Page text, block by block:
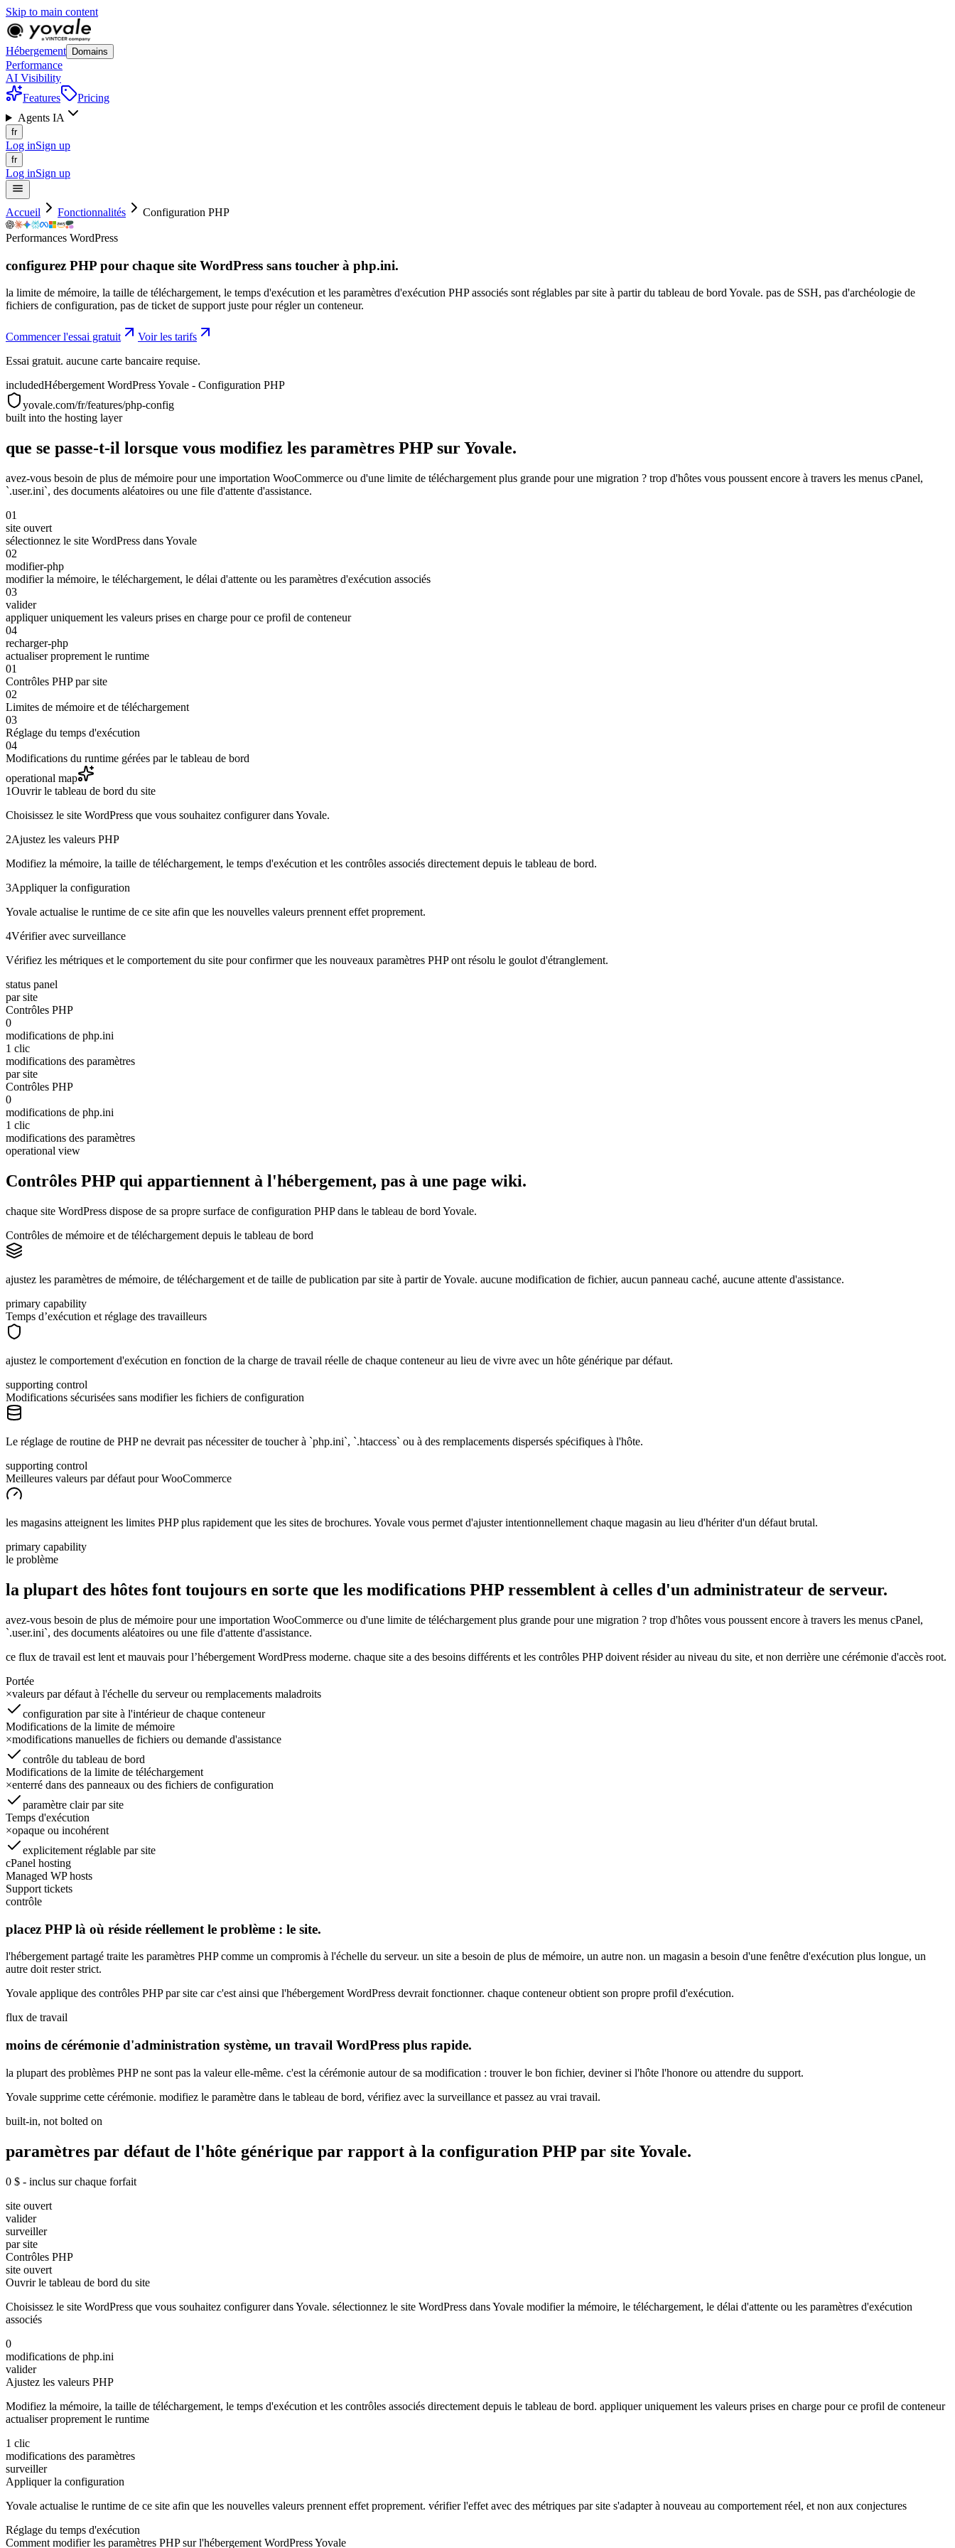
Skip to main content
Hébergement Domains
Performance
AI Visibility
Features
Pricing
Agents IA
fr
Log inSign up
fr
Log inSign up
Accueil Fonctionnalités Configuration PHP
Performances WordPress
configurez PHP pour chaque site WordPress sans toucher à php.ini.
la limite de mémoire, la taille de téléchargement, le temps d'exécution et les paramètres d'exécution PHP associés sont réglables par site à partir du tableau de bord Yovale. pas de SSH, pas d'archéologie de
fichiers de configuration, pas de ticket de support juste pour régler un conteneur.
Commencer l'essai gratuit
Voir les tarifs
Essai gratuit. aucune carte bancaire requise.
includedHébergement WordPress Yovale - Configuration PHP
yovale.com/fr/features/php-config
built into the hosting layer
que se passe-t-il lorsque vous modifiez les paramètres PHP sur Yovale.
avez-vous besoin de plus de mémoire pour une importation WooCommerce ou d'une limite de téléchargement plus grande pour une migration ? trop d'hôtes vous poussent encore à travers les menus cPanel,
`.user.ini`, des documents aléatoires ou une file d'attente d'assistance.
01
site ouvert
sélectionnez le site WordPress dans Yovale
02
modifier-php
modifier la mémoire, le téléchargement, le délai d'attente ou les paramètres d'exécution associés
03
valider
appliquer uniquement les valeurs prises en charge pour ce profil de conteneur
04
recharger-php
actualiser proprement le runtime
01
Contrôles PHP par site
02
Limites de mémoire et de téléchargement
03
Réglage du temps d'exécution
04
Modifications du runtime gérées par le tableau de bord
operational map
1Ouvrir le tableau de bord du site
Choisissez le site WordPress que vous souhaitez configurer dans Yovale.
2Ajustez les valeurs PHP
Modifiez la mémoire, la taille de téléchargement, le temps d'exécution et les contrôles associés directement depuis le tableau de bord.
3Appliquer la configuration
Yovale actualise le runtime de ce site afin que les nouvelles valeurs prennent effet proprement.
4Vérifier avec surveillance
Vérifiez les métriques et le comportement du site pour confirmer que les nouveaux paramètres PHP ont résolu le goulot d'étranglement.
status panel
par site
Contrôles PHP
0
modifications de php.ini
1 clic
modifications des paramètres
par site
Contrôles PHP
0
modifications de php.ini
1 clic
modifications des paramètres
operational view
Contrôles PHP qui appartiennent à l'hébergement, pas à une page wiki.
chaque site WordPress dispose de sa propre surface de configuration PHP dans le tableau de bord Yovale.
Contrôles de mémoire et de téléchargement depuis le tableau de bord
ajustez les paramètres de mémoire, de téléchargement et de taille de publication par site à partir de Yovale. aucune modification de fichier, aucun panneau caché, aucune attente d'assistance.
primary capability
Temps d’exécution et réglage des travailleurs
ajustez le comportement d'exécution en fonction de la charge de travail réelle de chaque conteneur au lieu de vivre avec un hôte générique par défaut.
supporting control
Modifications sécurisées sans modifier les fichiers de configuration
Le réglage de routine de PHP ne devrait pas nécessiter de toucher à `php.ini`, `.htaccess` ou à des remplacements dispersés spécifiques à l'hôte.
supporting control
Meilleures valeurs par défaut pour WooCommerce
les magasins atteignent les limites PHP plus rapidement que les sites de brochures. Yovale vous permet d'ajuster intentionnellement chaque magasin au lieu d'hériter d'un défaut brutal.
primary capability
le problème
la plupart des hôtes font toujours en sorte que les modifications PHP ressemblent à celles d'un administrateur de serveur.
avez-vous besoin de plus de mémoire pour une importation WooCommerce ou d'une limite de téléchargement plus grande pour une migration ? trop d'hôtes vous poussent encore à travers les menus cPanel,
`.user.ini`, des documents aléatoires ou une file d'attente d'assistance.
ce flux de travail est lent et mauvais pour l’hébergement WordPress moderne. chaque site a des besoins différents et les contrôles PHP doivent résider au niveau du site, et non derrière une cérémonie d'accès root.
Portée
×valeurs par défaut à l'échelle du serveur ou remplacements maladroits
configuration par site à l'intérieur de chaque conteneur
Modifications de la limite de mémoire
×modifications manuelles de fichiers ou demande d'assistance
contrôle du tableau de bord
Modifications de la limite de téléchargement
×enterré dans des panneaux ou des fichiers de configuration
paramètre clair par site
Temps d'exécution
×opaque ou incohérent
explicitement réglable par site
cPanel hosting
Managed WP hosts
Support tickets
contrôle
placez PHP là où réside réellement le problème : le site.
l'hébergement partagé traite les paramètres PHP comme un compromis à l'échelle du serveur. un site a besoin de plus de mémoire, un autre non. un magasin a besoin d'une fenêtre d'exécution plus longue, un
autre doit rester strict.
Yovale applique des contrôles PHP par site car c'est ainsi que l'hébergement WordPress devrait fonctionner. chaque conteneur obtient son propre profil d'exécution.
flux de travail
moins de cérémonie d'administration système, un travail WordPress plus rapide.
la plupart des problèmes PHP ne sont pas la valeur elle-même. c'est la cérémonie autour de sa modification : trouver le bon fichier, deviner si l'hôte l'honore ou attendre du support.
Yovale supprime cette cérémonie. modifiez le paramètre dans le tableau de bord, vérifiez avec la surveillance et passez au vrai travail.
built-in, not bolted on
paramètres par défaut de l'hôte générique par rapport à la configuration PHP par site Yovale.
0 $ - inclus sur chaque forfait
site ouvert
valider
surveiller
par site
Contrôles PHP
site ouvert
Ouvrir le tableau de bord du site
Choisissez le site WordPress que vous souhaitez configurer dans Yovale. sélectionnez le site WordPress dans Yovale modifier la mémoire, le téléchargement, le délai d'attente ou les paramètres d'exécution
associés
0
modifications de php.ini
valider
Ajustez les valeurs PHP
Modifiez la mémoire, la taille de téléchargement, le temps d'exécution et les contrôles associés directement depuis le tableau de bord. appliquer uniquement les valeurs prises en charge pour ce profil de conteneur
actualiser proprement le runtime
1 clic
modifications des paramètres
surveiller
Appliquer la configuration
Yovale actualise le runtime de ce site afin que les nouvelles valeurs prennent effet proprement. vérifier l'effet avec des métriques par site s'adapter à nouveau au comportement réel, et non aux conjectures
Réglage du temps d'exécution
Comment modifier les paramètres PHP sur l'hébergement WordPress Yovale